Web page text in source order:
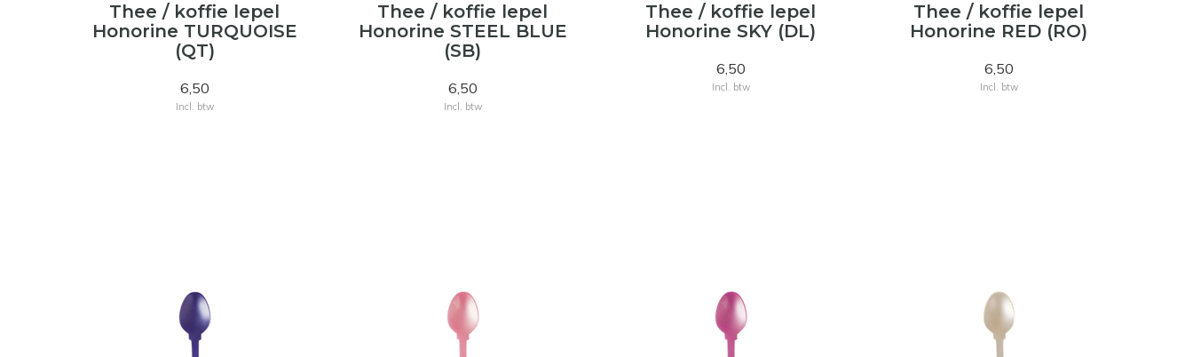
Thee / koffie lepel
Honorine TURQUOISE
(QT)
6,50
Incl. btw
Thee / koffie lepel
Honorine STEEL BLUE
(SB)
6,50
Incl. btw
Thee / koffie lepel
Honorine SKY (DL)
6,50
Incl. btw
Thee / koffie lepel
Honorine RED (RO)
6,50
Incl. btw